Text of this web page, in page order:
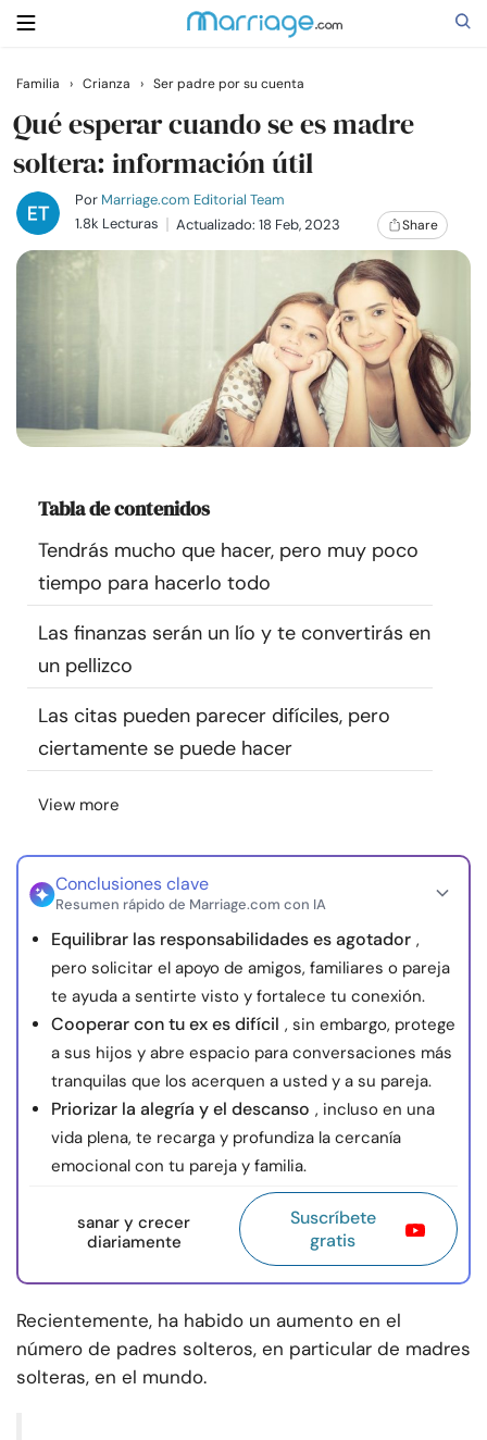
Buscar
Casarse
Relaciones
Familia
Cursos
Recursos
Comunidad
Encuentra un terapeuta
Idioma ES
nosotros
Familia › Crianza › Ser padre por su cuenta
Qué esperar cuando se es madre
soltera: información útil
Por Marriage.com Editorial Team
1.8k Lecturas
Actualizado: 18 Feb, 2023 Share
Tabla de contenidos
Tendrás mucho que hacer, pero muy poco
tiempo para hacerlo todo
Las finanzas serán un lío y te convertirás en
un pellizco
Las citas pueden parecer difíciles, pero
ciertamente se puede hacer
View more
Conclusiones clave
Resumen rápido de Marriage.com con IA
Equilibrar las responsabilidades es agotador ,
pero solicitar el apoyo de amigos, familiares o pareja
te ayuda a sentirte visto y fortalece tu conexión.
Cooperar con tu ex es difícil , sin embargo, protege
a sus hijos y abre espacio para conversaciones más
tranquilas que los acerquen a usted y a su pareja.
Priorizar la alegría y el descanso , incluso en una
vida plena, te recarga y profundiza la cercanía
emocional con tu pareja y familia.
sanar y crecer
diariamente
Suscríbete
gratis
Recientemente, ha habido un aumento en el
número de padres solteros, en particular de madres
solteras, en el mundo.